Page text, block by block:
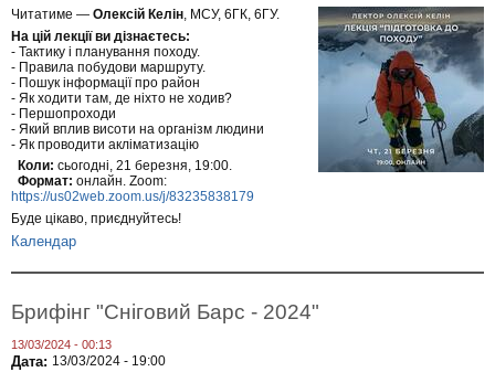
Читатиме — Олексій Келін , МСУ, 6ГК, 6ГУ.
На цій лекції ви дізнаєтесь:
- Тактику і планування походу.
- Правила побудови маршруту.
- Пошук інформації про район
- Як ходити там, де ніхто не ходив?
- Першопроходи
- Який вплив висоти на організм людини
- Як проводити акліматизацію
Коли: сьогодні, 21 березня, 19:00.
Формат: онлайн. Zoom:
https://us02web.zoom.us/j/83235838179
Буде цікаво, приєднуйтесь!
Календар
Брифінг "Сніговий Барс - 2024"
13/03/2024 - 00:13
Дата: 13/03/2024 - 19:00